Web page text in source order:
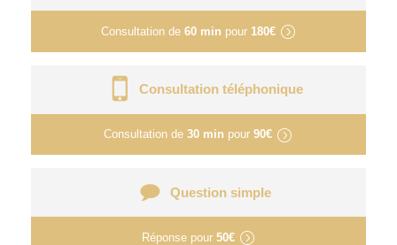
Consultation de 60 min pour 180€
Consultation téléphonique
Consultation de 30 min pour 90€
Question simple
Réponse pour 50€